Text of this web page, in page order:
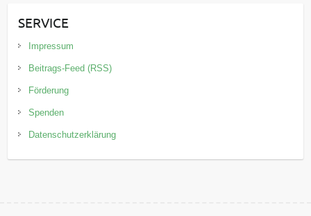
SERVICE
Impressum
Beitrags-Feed (RSS)
Förderung
Spenden
Datenschutzerklärung